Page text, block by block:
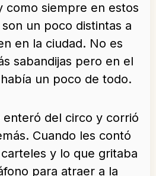
como siempre en estos
un poco distintas a
en la ciudad. No es
sabandijas pero en el
un poco de todo.
del circo y corrió
Cuando les contó
y lo que gritaba
para atraer a la